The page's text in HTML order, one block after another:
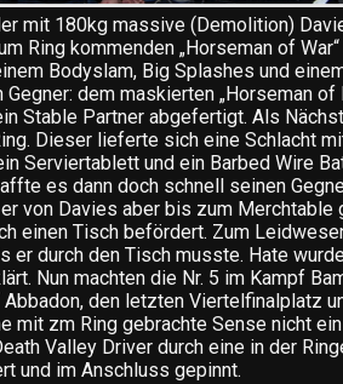
mit 180kg massive (Demolition)
Ring kommenden „Horseman of
Bodyslam, Big Splashes und
dem maskierten „Horseman
Stable Partner abgefertigt. Als
Dieser lieferte sich eine Schlacht
Serviertablett und ein Barbed Wire
es dann doch schnell seinen
von Davies aber bis zum
einen Tisch befördert. Zum
er durch den Tisch musste. Hate
Nun machten die Nr. 5 im Kampf
Abbadon, den letzten Viertelfinalplatz
mit zm Ring gebrachte Sense nicht
Valley Driver durch eine in der
und im Anschluss gepinnt.